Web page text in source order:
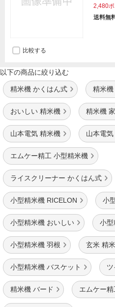
2,480ポ
送料無
比較する
以下の商品に絞り込む
精米機 かくはん式 精米
おいしい 精米機 精米機
山本電気 精米機 山本電
エムケー精工 小型精米機
ライスクリーナー かくはん式
小型精米機 RICELON 小
小型精米機 おいしい 小型
小型精米機 羽根 玄米 精
小型精米機 バスケット
精米機 バード エムケー